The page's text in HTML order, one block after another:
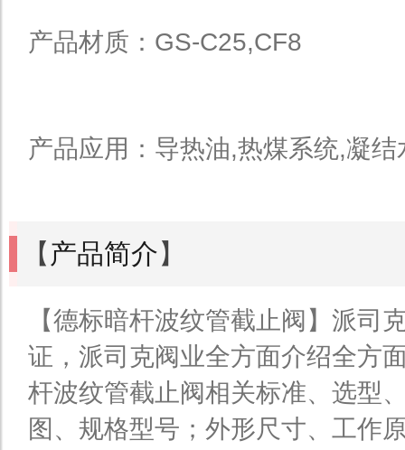
产品材质：GS-C25,CF8
产品应用：导热油,热煤系统,凝结
【 产品简介】
【德标暗杆波纹管截止阀】派司
证，派司克阀业全方面介绍全方
杆波纹管截止阀相关标准、选型
图、规格型号；外形尺寸、工作